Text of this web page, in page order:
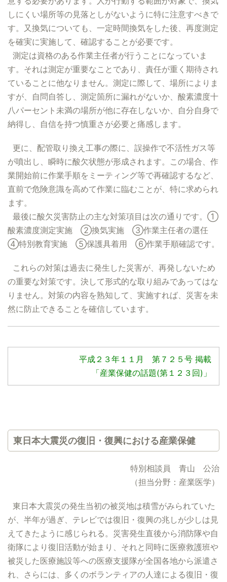
しにくい場所等の見落としがないように特に注意すべきで
す。又換気についても、一定時間換気をした後、再度測定
を確実に実施して、確認することが必要です。
測定は資格のある作業主任者が行うことになっていま
す。それは測定が重要なことであり、責任が重く期待され
ていることに他なりません。測定に際して、場所によりま
すが、自問自答し、測定箇所に漏れがないか、酸素濃度十
八パーセント未満の場所が他に存在しないか、自分自身で
納得し、自信を持つ慎重さが必要と痛感します。
更に、配管取り換え工事の際に、誤操作で不活性ガス等
が噴出し、瞬時に酸欠状態が形成されます。この場合、作
業開始前に作業手順をミーティング等で再確認するなど、
直前で危険意識を高めて作業に臨むことが、特に求められ
ます。
最後に酸欠災害防止の主な対策項目は次の通りです。①
酸素濃度測定実施 ②換気実施 ③作業主任者の選任
④特別教育実施 ⑤保護具着用 ⑥作業手順確認です。
これらの対策は過去に発生した災害が、再発しないため
の重要な対策です。決して形式的な取り組みであってはな
りません。対策の内容を熟知して、実施すれば、災害を未
然に防止できることを確信しています。
平成２３年１１月 第７２５号 掲載
「産業保健の話題(第１２３回)」
東日本大震災の復旧・復興における産業保健
特別相談員 青山 公治
（担当分野：産業医学）
東日本大震災の発生当初の被災地は積雪がみられていた
が、半年が過ぎ、テレビでは復旧・復興の兆しが少しは見
えてきたように感じられる。災害発生直後から消防隊や自
衛隊により復旧活動が始まり、それと同時に医療救護班や
被災した医療施設等への医療支援隊が全国各地から派遣さ
れ、さらには、多くのボランティアの人達による復旧・復